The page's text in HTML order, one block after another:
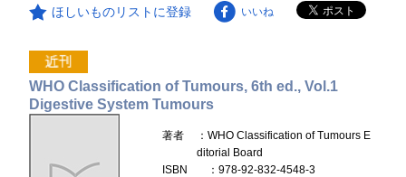
ほしいものリストに登録 いいね
WHO Classification of Tumours, 6th ed., Vol.1
Digestive System Tumours
著者
：WHO Classification of Tumours E
ditorial Board
ISBN
：978-92-832-4548-3